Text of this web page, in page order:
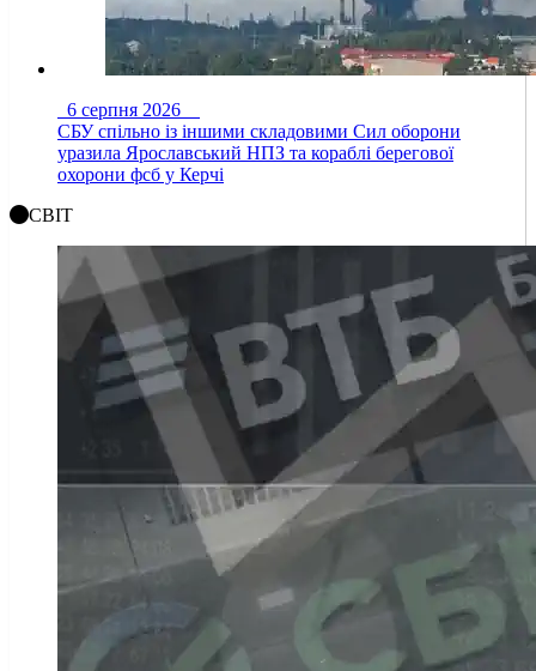
6 серпня 2026
СБУ спільно із іншими складовими Сил оборони
уразила Ярославський НПЗ та кораблі берегової
охорони фсб у Керчі
СВІТ